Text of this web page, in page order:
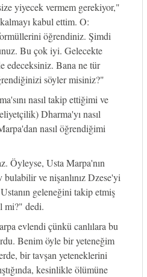
yiyecek vermem gerekiyor,"
kabul ettim. O:
öğrendiniz. Şimdi
Bu çok iyi. Gelecekte
edeceksiniz. Bana ne tür
söyler misiniz?"
nasıl takip ettiğimi ve
Dharma'yı nasıl
nasıl öğrendiğimi
Öyleyse, Usta Marpa'nın
ve nişanlınız Dzese'yi
geleneğini takip etmiş
mi?" dedi.
evlendi çünkü canlılara bu
Benim öyle bir yeteneğim
bir tavşan yeteneklerini
kesinlikle ölümüne